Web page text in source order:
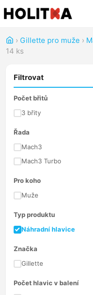
› Gillette pro muže ›
14 ks
Filtrovat
Počet břitů
3 břity
Řada
Mach3
Mach3 Turbo
Pro koho
Muže
Typ produktu
Náhradní hlavice
Značka
Gillette
Počet hlavic v balení